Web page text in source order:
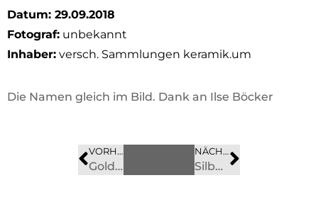
Datum: 29.09.2018
Fotograf: unbekannt
Inhaber: versch. Sammlungen keramik.um
Die Namen gleich im Bild. Dank an Ilse Böcker
VORHERIGES
Goldene Konfirmation 1946
NÄCHSTES
Silberne Konfirmation ca. 1970 mit P Both